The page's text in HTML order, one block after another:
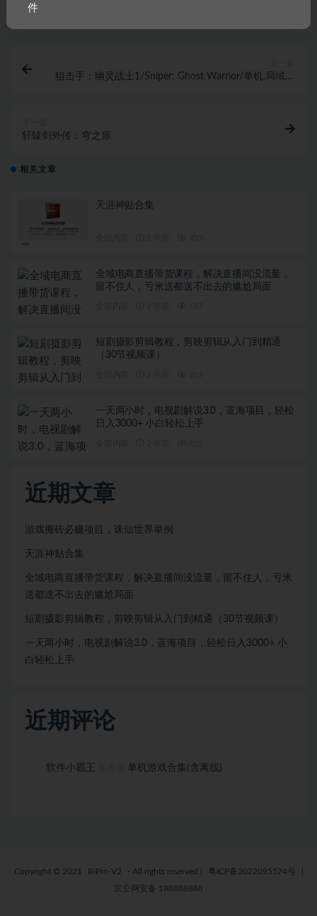
狙击手：幽灵战士1/Sniper: Ghost Warrior/单机.局域网
轩辕剑外传：穹之扉
相关文章
天涯神贴合集
全域电商直播带货课程，解决直播间没流量，
留不住人，亏米送都送不出去的尴尬局面
短剧摄影剪辑教程，剪映剪辑从入门到精通
（30节视频课）
一天两小时，电视剧解说3.0，蓝海项目，轻松
日入3000+ 小白轻松上手
近期文章
游戏搬砖必赚项目，诛仙世界举例
天涯神贴合集
全域电商直播带货课程，解决直播间没流量，留不住人，亏米
送都送不出去的尴尬局面
短剧摄影剪辑教程，剪映剪辑从入门到精通（30节视频课）
一天两小时，电视剧解说3.0，蓝海项目，轻松日入3000+ 小
白轻松上手
近期评论
软件小霸王 单机游戏合集(含离线)
Copyright © 2021 RiPro-V2 - All rights reserved 粤ICP备2022095574号
京公网安备 188888888
件